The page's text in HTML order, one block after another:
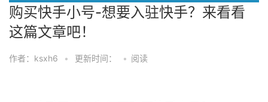
购买快手小号-想要入驻快手？来看看
这篇文章吧！
作者：ksxh6 • 更新时间： • 阅读